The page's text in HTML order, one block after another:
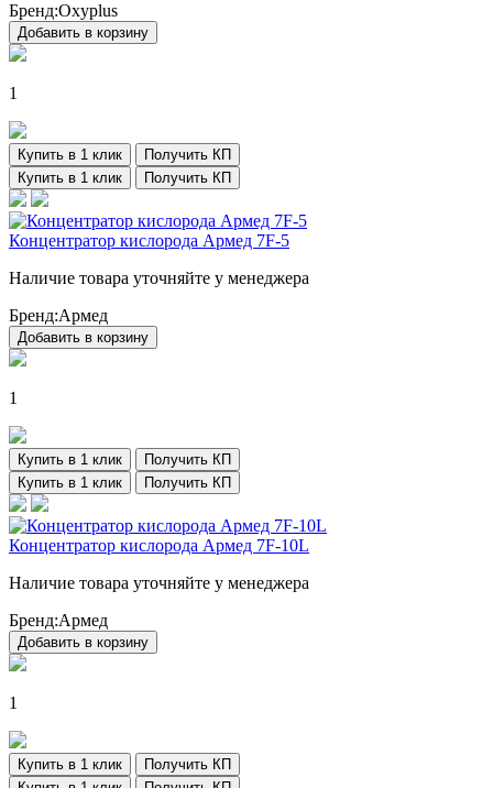
Бренд:Oxyplus
Добавить в корзину
1
Купить в 1 клик
Получить КП
Купить в 1 клик
Получить КП
Концентратор кислорода Армед 7F-5
Наличие товара уточняйте у менеджера
Бренд:Армед
Добавить в корзину
1
Купить в 1 клик
Получить КП
Купить в 1 клик
Получить КП
Концентратор кислорода Армед 7F-10L
Наличие товара уточняйте у менеджера
Бренд:Армед
Добавить в корзину
1
Купить в 1 клик
Получить КП